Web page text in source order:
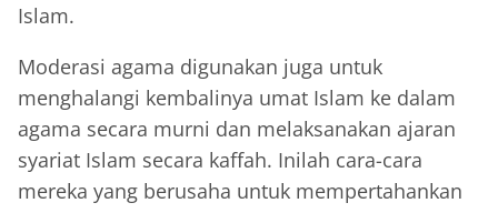
Islam.
Moderasi agama digunakan juga untuk
menghalangi kembalinya umat Islam ke dalam
agama secara murni dan melaksanakan ajaran
syariat Islam secara kaffah. Inilah cara-cara
mereka yang berusaha untuk mempertahankan